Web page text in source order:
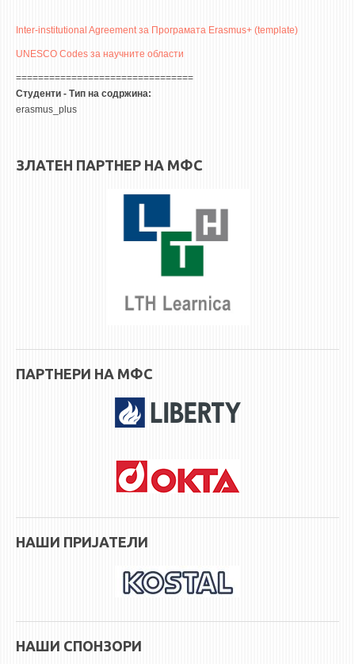
Inter-institutional Agreement за Програмата Erasmus+ (template)
UNESCO Codes за научните области
================================
Студенти - Тип на содржина:
erasmus_plus
ЗЛАТЕН ПАРТНЕР НА МФС
ПАРТНЕРИ НА МФС
НАШИ ПРИЈАТЕЛИ
НАШИ СПОНЗОРИ